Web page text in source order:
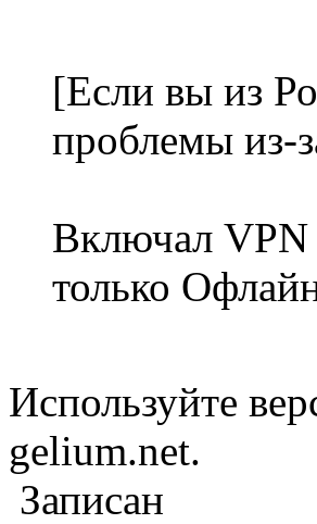
[Если вы из
проблемы из-
Включал VPN
только
Используйте
gelium.net.
Записан